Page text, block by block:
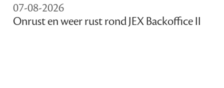
07-08-2026
Onrust en weer rust rond JEX Backoffice II